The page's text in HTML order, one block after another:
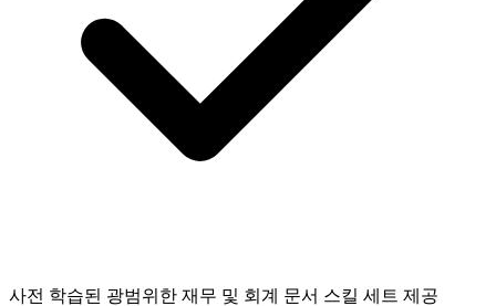
사전 학습된 광범위한 재무 및 회계 문서 스킬 세트 제공